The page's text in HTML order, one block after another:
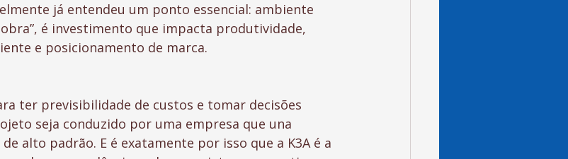
já entendeu um ponto essencial: ambiente
é investimento que impacta produtividade,
e posicionamento de marca.
ter previsibilidade de custos e tomar decisões
seja conduzido por uma empresa que una
alto padrão. E é exatamente por isso que a K3A é a